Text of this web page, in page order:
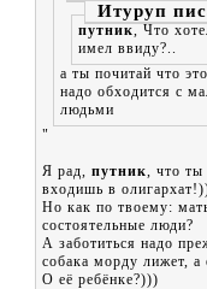
Итуруп
путник, Что
имел ввиду?..
а ты почитай что
надо обходится с
людьми
"
Я рад, путник, что ты
входишь в
Но как по твоему:
состоятельные люди?
А заботиться надо
собака морду лижет,
О её ребёнке?)))